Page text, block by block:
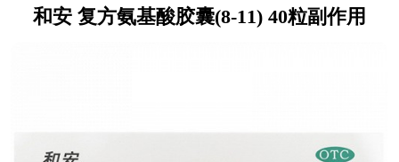
和安 复方氨基酸胶囊(8-11) 40粒副作用